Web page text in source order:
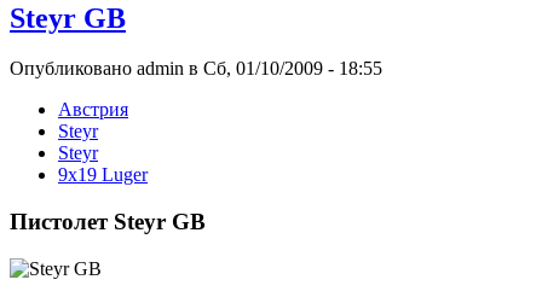
Steyr GB
Опубликовано admin в Сб, 01/10/2009 - 18:55
Австрия
Steyr
Steyr
9x19 Luger
Пистолет Steyr GB